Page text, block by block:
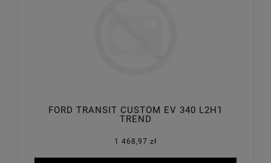
FORD TRANSIT CUSTOM EV 340 L2H1
TREND
1 468,97 zł